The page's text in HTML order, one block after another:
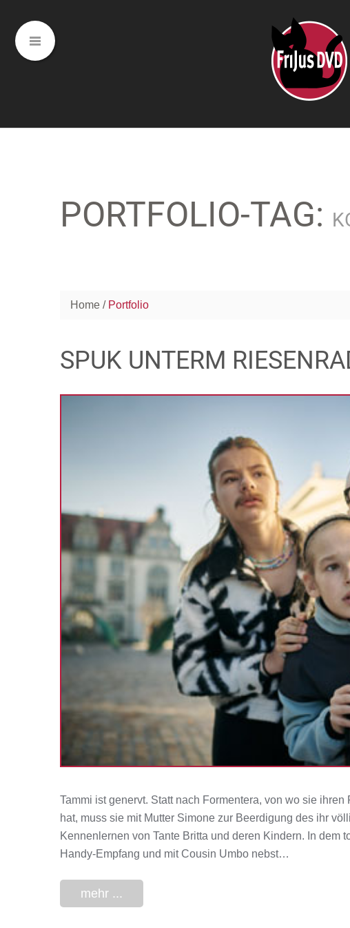
PORTFOLIO-TAG:
Home Portfolio
SPUK UNTERM
Tammi ist genervt. Statt nach Formentera, von wo sie
hat, muss sie mit Mutter Simone zur Beerdigung des ihr
Kennenlernen von Tante Britta und deren Kindern. In dem
Handy-Empfang und mit Cousin Umbo nebst…
mehr ...